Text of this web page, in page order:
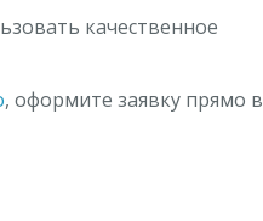
качественное
, оформите заявку прямо в